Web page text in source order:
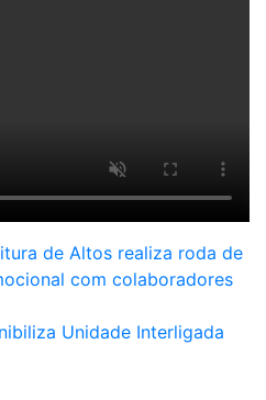
de Altos realiza roda de
com colaboradores
Unidade Interligada